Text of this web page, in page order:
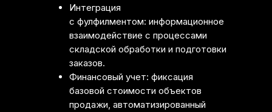
Интеграция
с фулфилментом: информационное
взаимодействие с процессами
складской обработки и подготовки
заказов.
Финансовый учет: фиксация
базовой стоимости объектов
продажи, автоматизированный